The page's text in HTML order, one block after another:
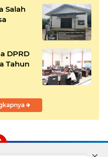
Salah
DPRD
Tahun